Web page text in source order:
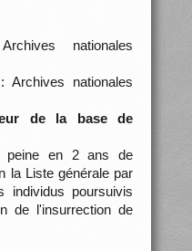
nationales
nationales
de la base de
peine en 2 ans de
la Liste générale par
individus poursuivis
de l'insurrection de